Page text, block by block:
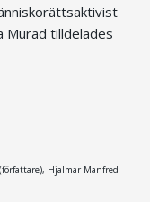
Murad tilldelades
Hjalmar Manfred